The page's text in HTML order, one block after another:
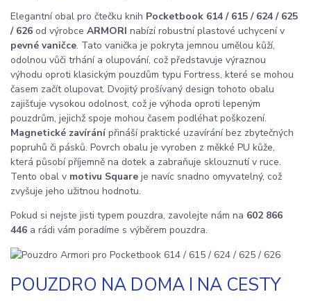
Elegantní obal pro čtečku knih Pocketbook 614 / 615 / 624 / 625
/ 626 od výrobce ARMORI nabízí robustní plastové uchycení v
pevné vaničce. Tato vanička je pokryta jemnou umělou kůží,
odolnou vůči trhání a olupování, což představuje výraznou
výhodu oproti klasickým pouzdům typu Fortress, které se mohou
časem začít olupovat. Dvojitý prošívaný design tohoto obalu
zajišťuje vysokou odolnost, což je výhoda oproti lepeným
pouzdrům, jejichž spoje mohou časem podléhat poškození.
Magnetické zavíránípřináší praktické uzavírání bez zbytečných
popruhů či pásků. Povrch obalu je vyroben z měkké PU kůže,
která působí příjemně na dotek a zabraňuje sklouznutí v ruce.
Tento obal v motivu Square je navíc snadno omyvatelný, což
zvyšuje jeho užitnou hodnotu.
Pokud si nejste jisti typem pouzdra, zavolejte nám na 602 866
446 a rádi vám poradíme s výběrem pouzdra.
POUZDRO NA DOMA I NA CESTY